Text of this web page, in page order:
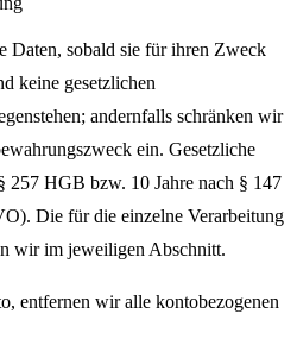
Daten, sobald sie für ihren Zweck
keine gesetzlichen
andernfalls schränken wir
ein. Gesetzliche
257 HGB bzw. 10 Jahre nach § 147
Die für die einzelne Verarbeitung
wir im jeweiligen Abschnitt.
entfernen wir alle kontobezogenen